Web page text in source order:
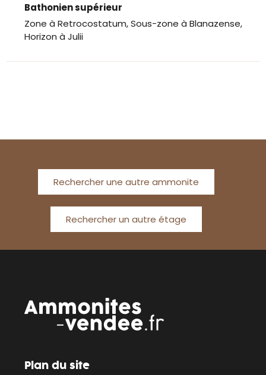
Bathonien supérieur
Zone à Retrocostatum, Sous-zone à Blanazense,
Horizon à Julii
Rechercher une autre ammonite
Rechercher un autre étage
Plan du site